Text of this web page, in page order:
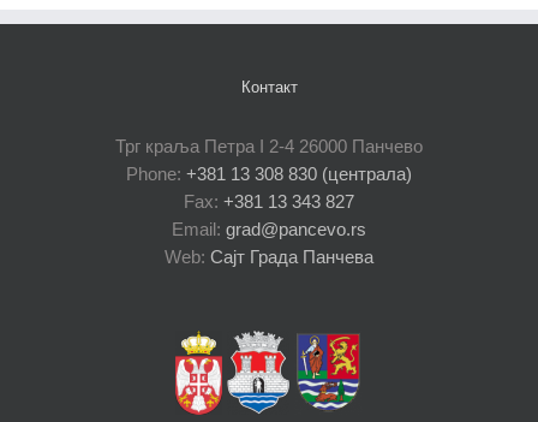
Контакт
Трг краља Петра I 2-4 26000 Панчево
Phone: +381 13 308 830 (централа)
Fax: +381 13 343 827
Email: grad@pancevo.rs
Web: Сајт Града Панчева